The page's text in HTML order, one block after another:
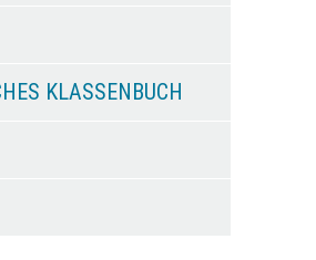
KLASSENBUCH